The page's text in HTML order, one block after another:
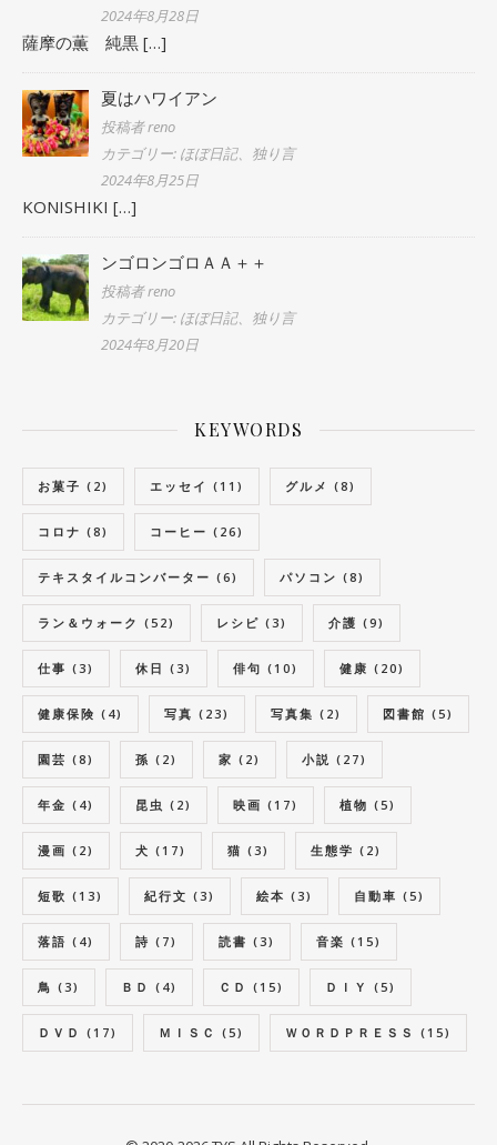
2024年8月28日
薩摩の薫 純黒 […]
夏はハワイアン
投稿者 reno
カテゴリー: ほぼ日記、独り言
2024年8月25日
KONISHIKI […]
ンゴロンゴロＡＡ＋＋
投稿者 reno
カテゴリー: ほぼ日記、独り言
2024年8月20日
KEYWORDS
お菓子 (2) エッセイ (11) グルメ (8)
コロナ (8) コーヒー (26)
テキスタイルコンバーター (6) パソコン (8)
ラン＆ウォーク (52) レシピ (3) 介護 (9)
仕事 (3) 休日 (3) 俳句 (10) 健康 (20)
健康保険 (4) 写真 (23) 写真集 (2) 図書館 (5)
園芸 (8) 孫 (2) 家 (2) 小説 (27)
年金 (4) 昆虫 (2) 映画 (17) 植物 (5)
漫画 (2) 犬 (17) 猫 (3) 生態学 (2)
短歌 (13) 紀行文 (3) 絵本 (3) 自動車 (5)
落語 (4) 詩 (7) 読書 (3) 音楽 (15)
鳥 (3) ＢＤ (4) ＣＤ (15) ＤＩＹ (5)
ＤＶＤ (17) ＭＩＳＣ (5) ＷＯＲＤＰＲＥＳＳ (15)